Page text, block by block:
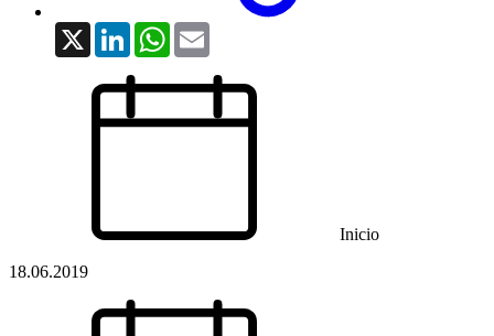
X LinkedInWhatsApp
Inicio
18.06.2019